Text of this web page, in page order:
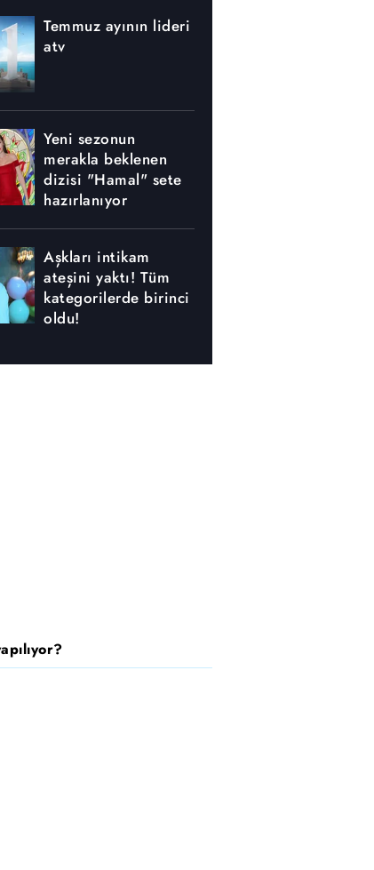
Temmuz ayının lideri
atv
Yeni sezonun
merakla beklenen
dizisi "Hamal" sete
hazırlanıyor
Aşkları intikam
ateşini yaktı! Tüm
kategorilerde birinci
oldu!